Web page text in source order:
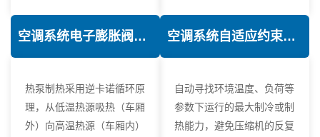
空调系统电子膨胀阀热力学优化技术
热泵制热采用逆卡诺循环原
理，从低温热源吸热（车厢
外）向高温热源（车厢内）
空调系统自适应约束控制技术
自动寻找环境温度、负荷等
参数下运行的最大制冷或制
热能力，避免压缩机的反复